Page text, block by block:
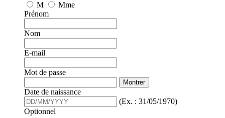
M
Mme
Prénom
Nom
E-mail
Mot de passe
Montrer
Date de naissance
(Ex. : 31/05/1970)
Optionnel